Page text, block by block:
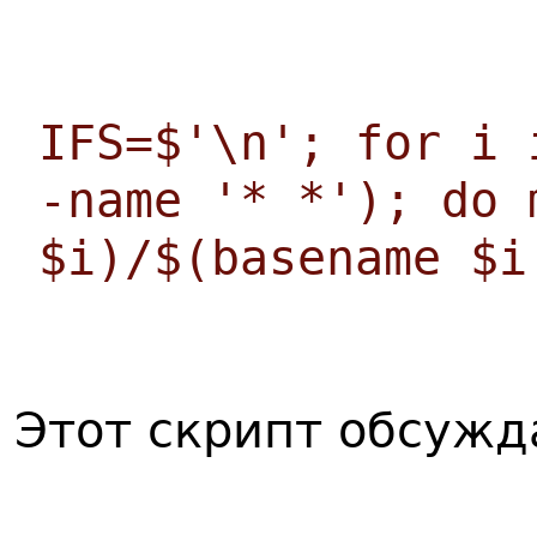
IFS=$'\n'; for i
-name '* *'); do
$i)/
Этот скрипт